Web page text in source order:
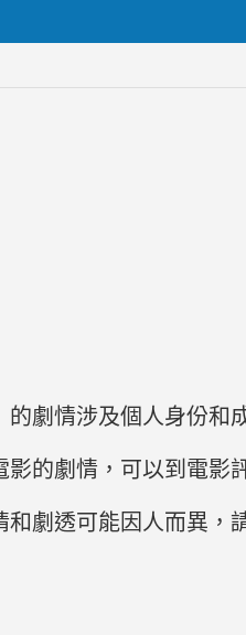
的劇情涉及個人身份和
的劇情，可以到電影
劇透可能因人而異，